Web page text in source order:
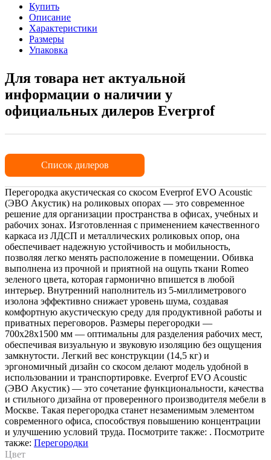
Купить
Описание
Характеристики
Размеры
Упаковка
Для товара нет актуальной
информации о наличии у
официальных дилеров Everprof
Список дилеров
Перегородка акустическая со скосом Everprof EVO Acoustic
(ЭВО Акустик) на роликовых опорах — это современное
решение для организации пространства в офисах, учебных и
рабочих зонах. Изготовленная с применением качественного
каркаса из ЛДСП и металлических роликовых опор, она
обеспечивает надежную устойчивость и мобильность,
позволяя легко менять расположение в помещении. Обивка
выполнена из прочной и приятной на ощупь ткани Romeo
зеленого цвета, которая гармонично впишется в любой
интерьер. Внутренний наполнитель из 5-миллиметрового
изолона эффективно снижает уровень шума, создавая
комфортную акустическую среду для продуктивной работы и
приватных переговоров. Размеры перегородки —
700х28х1500 мм — оптимальны для разделения рабочих мест,
обеспечивая визуальную и звуковую изоляцию без ощущения
замкнутости. Легкий вес конструкции (14,5 кг) и
эргономичный дизайн со скосом делают модель удобной в
использовании и транспортировке. Everprof EVO Acoustic
(ЭВО Акустик) — это сочетание функциональности, качества
и стильного дизайна от проверенного производителя мебели в
Москве. Такая перегородка станет незаменимым элементом
современного офиса, способствуя повышению концентрации
и улучшению условий труда. Посмотрите также: . Посмотрите
также: Перегородки
Цвет